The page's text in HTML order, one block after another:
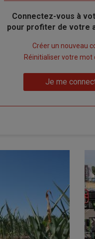
Body
Connectez-vous à
pour profiter de votre
compte"
Créer un nouveau
Réinitialiser votre mot
Je me